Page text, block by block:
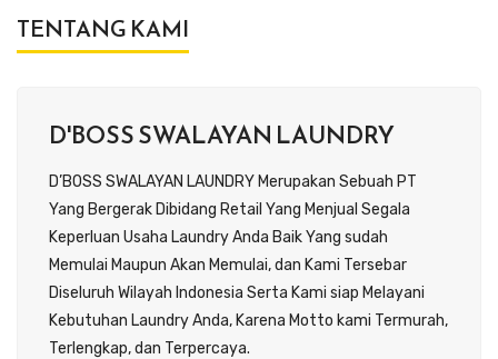
TENTANG KAMI
D'BOSS SWALAYAN LAUNDRY
D’BOSS SWALAYAN LAUNDRY Merupakan Sebuah PT
Yang Bergerak Dibidang Retail Yang Menjual Segala
Keperluan Usaha Laundry Anda Baik Yang sudah
Memulai Maupun Akan Memulai, dan Kami Tersebar
Diseluruh Wilayah Indonesia Serta Kami siap Melayani
Kebutuhan Laundry Anda, Karena Motto kami Termurah,
Terlengkap, dan Terpercaya.